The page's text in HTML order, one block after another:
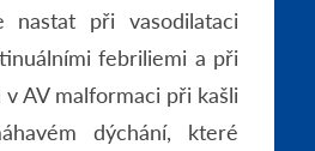
nastat při vasodilataci
febriliemi a při
AV malformaci při kašli
dýchání, které